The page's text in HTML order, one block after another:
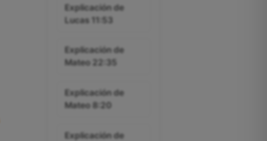
Explicación de
Lucas 11:53
Explicación de
Mateo 22:35
Explicación de
Mateo 8:20
Explicación de